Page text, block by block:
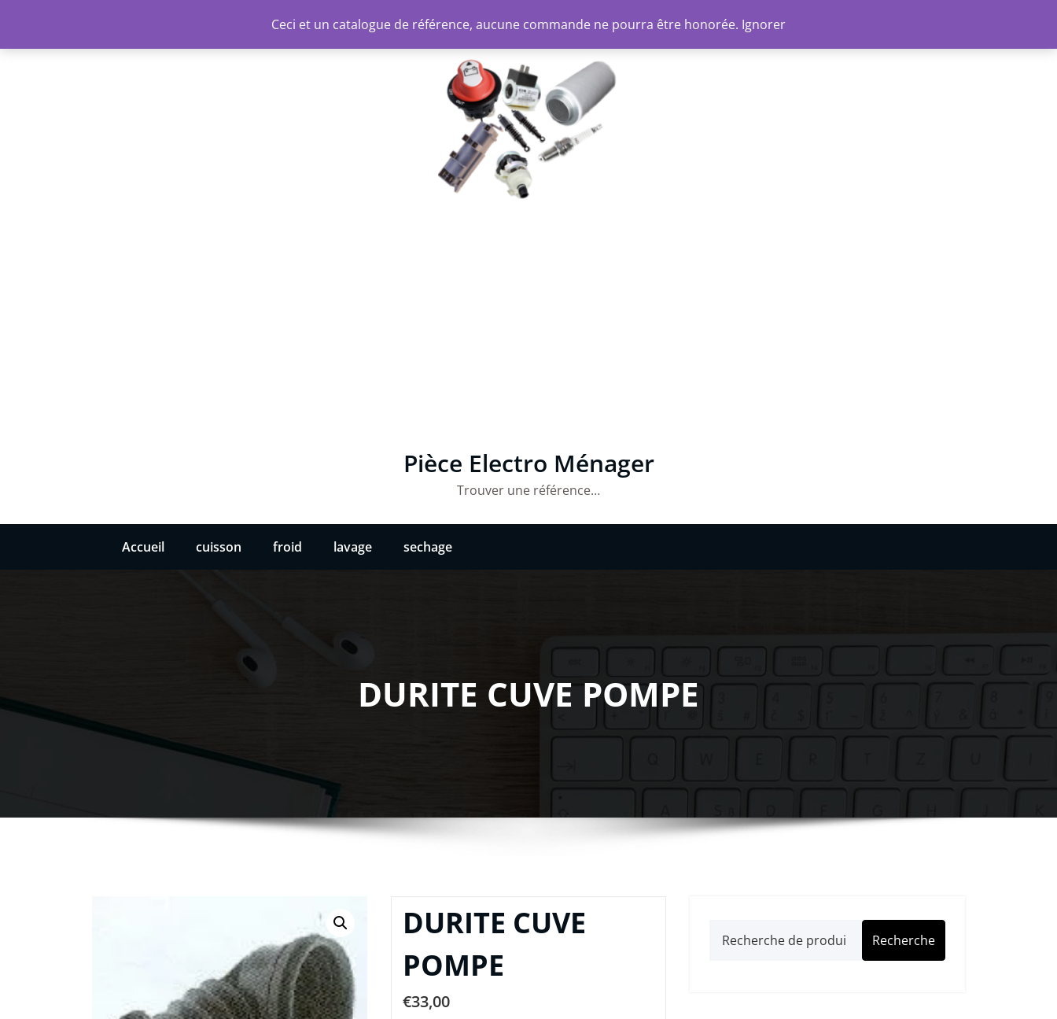
Pièce Electro Ménager
Trouver une référence…
Accueil cuisson froid lavage sechage
DURITE CUVE POMPE
DURITE CUVE
POMPE
€33,00
Recherche
Recherche
Ceci et un catalogue de référence, aucune commande ne pourra être honorée. Ignorer